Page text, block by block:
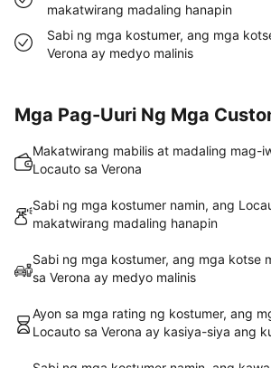
makatwirang madaling hanapin
Sabi ng mga kostumer, ang mga
Verona ay medyo malinis
Mga Pag-Uuri Ng Mga
Makatwirang mabilis at madaling mag-
Locauto sa Verona
Sabi ng mga kostumer namin, ang
makatwirang madaling hanapin
Sabi ng mga kostumer, ang mga kotse
sa Verona ay medyo malinis
Ayon sa mga rating ng kostumer, ang
Locauto sa Verona ay kasiya-siya ang